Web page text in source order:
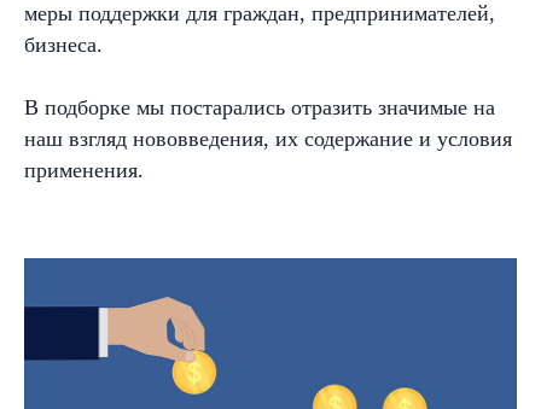
меры поддержки для граждан, предпринимателей,
бизнеса.
В подборке мы постарались отразить значимые на
наш взгляд нововведения, их содержание и условия
применения.